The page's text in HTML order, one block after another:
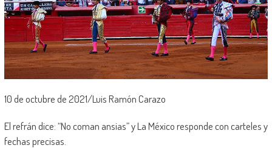
10 de octubre de 2021/Luis Ramón Carazo
El refrán dice: “No coman ansias” y La México responde con carteles y
fechas precisas.